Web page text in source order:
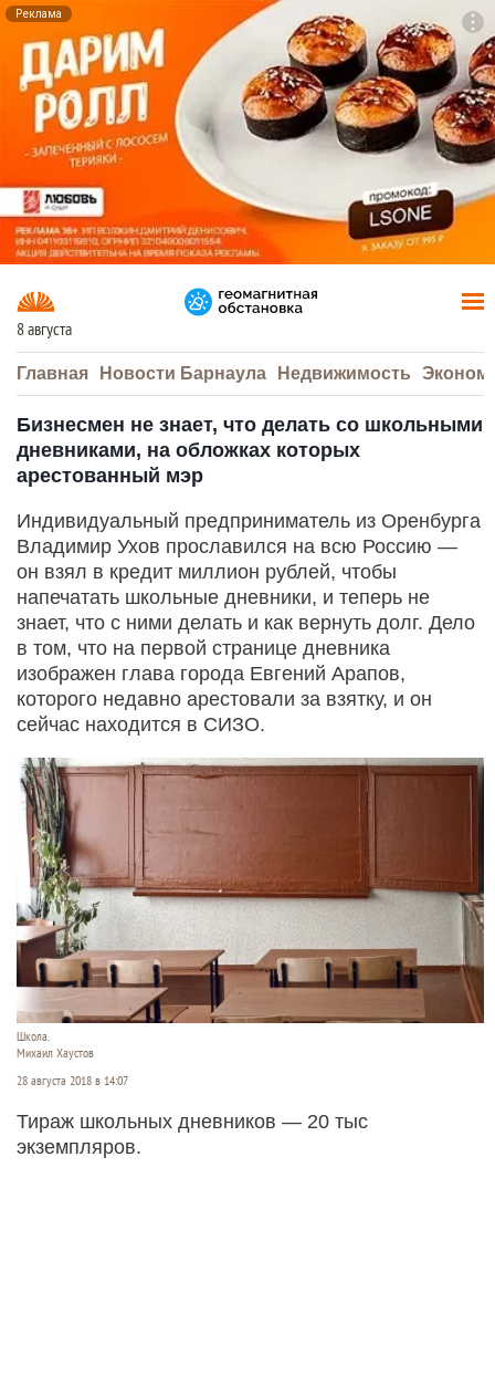
Реклама
8 августа
Главная Новости Барнаула Недвижимость
Бизнесмен не знает, что делать со школьными
дневниками, на обложках которых
арестованный мэр
Индивидуальный предприниматель из Оренбурга
Владимир Ухов прославился на всю Россию —
он взял в кредит миллион рублей, чтобы
напечатать школьные дневники, и теперь не
знает, что с ними делать и как вернуть долг. Дело
в том, что на первой странице дневника
изображен глава города Евгений Арапов,
которого недавно арестовали за взятку, и он
сейчас находится в СИЗО.
Школа.
Михаил Хаустов
28 августа 2018 в 14:07
Тираж школьных дневников — 20 тыс
экземпляров.